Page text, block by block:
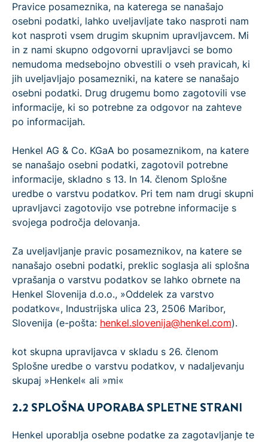
Pravice posameznika, na katerega se nanašajo
osebni podatki, lahko uveljavljate tako nasproti nam
kot nasproti vsem drugim skupnim upravljavcem. Mi
in z nami skupno odgovorni upravljavci se bomo
nemudoma medsebojno obvestili o vseh pravicah, ki
jih uveljavljajo posamezniki, na katere se nanašajo
osebni podatki. Drug drugemu bomo zagotovili vse
informacije, ki so potrebne za odgovor na zahteve
po informacijah.
Henkel AG & Co. KGaA bo posameznikom, na katere
se nanašajo osebni podatki, zagotovil potrebne
informacije, skladno s 13. In 14. členom Splošne
uredbe o varstvu podatkov. Pri tem nam drugi skupni
upravljavci zagotovijo vse potrebne informacije s
svojega področja delovanja.
Za uveljavljanje pravic posameznikov, na katere se
nanašajo osebni podatki, preklic soglasja ali splošna
vprašanja o varstvu podatkov se lahko obrnete na
Henkel Slovenija d.o.o., »Oddelek za varstvo
podatkov«, Industrijska ulica 23, 2506 Maribor,
Slovenija (e-pošta: henkel.slovenija@henkel.com).
kot skupna upravljavca v skladu s 26. členom
Splošne uredbe o varstvu podatkov, v nadaljevanju
skupaj »Henkel« ali »mi«
2.2 SPLOŠNA UPORABA SPLETNE STRANI
Henkel uporablja osebne podatke za zagotavljanje te